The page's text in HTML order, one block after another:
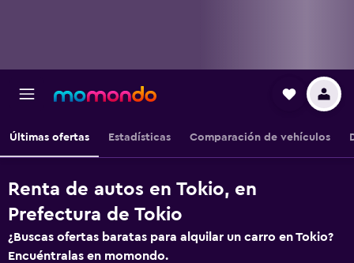
Últimas ofertas Estadísticas Comparación de vehículos
Renta de autos en Tokio, en
Prefectura de Tokio
¿Buscas ofertas baratas para alquilar un carro en Tokio?
Encuéntralas en momondo.